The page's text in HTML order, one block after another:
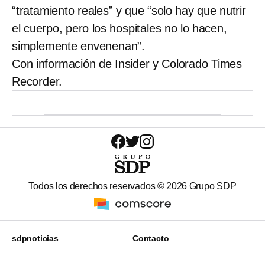
“tratamiento reales” y que “solo hay que nutrir
el cuerpo, pero los hospitales no lo hacen,
simplemente envenenan”.
Con información de Insider y Colorado Times
Recorder.
Todos los derechos reservados © 2026 Grupo SDP
sdpnoticias Contacto